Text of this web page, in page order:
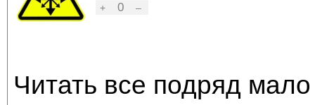
+
0 –
Читать все подряд